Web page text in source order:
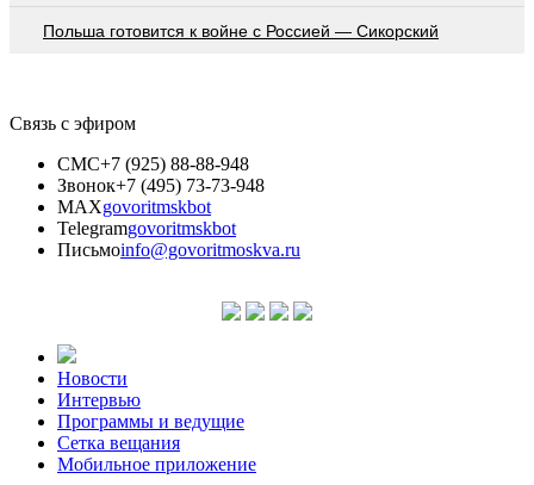
Польша готовится к войне с Россией — Сикорский
Связь с эфиром
СМС+7 (925) 88-88-948
Звонок+7 (495) 73-73-948
MAXgovoritmskbot
Telegramgovoritmskbot
Письмоinfo@govoritmoskva.ru
Новости
Интервью
Программы и ведущие
Сетка вещания
Мобильное приложение